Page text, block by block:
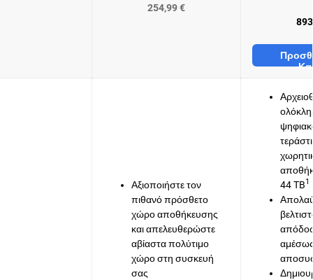
254,99 €
Αξιοποιήστε τον
πιθανό πρόσθετο
χώρο αποθήκευσης
και απελευθερώστε
αβίαστα πολύτιμο
χώρο στη συσκευή
σας
44 TB1